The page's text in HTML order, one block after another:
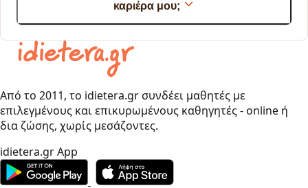
καριέρα μου;
Από το 2011, το idietera.gr συνδέει μαθητές με
επιλεγμένους και επικυρωμένους καθηγητές - online ή
δια ζώσης, χωρίς μεσάζοντες.
idietera.gr App